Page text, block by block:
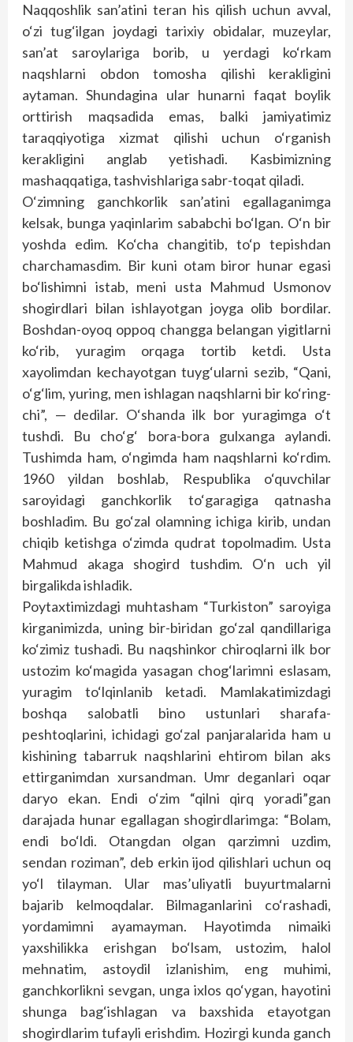
Naqqoshlik san’atini teran his qilish uchun avval,
o‘zi tug‘ilgan joydagi tarixiy obidalar, muzeylar,
san’at saroylariga borib, u yerdagi ko‘rkam
naqshlarni obdon tomosha qilishi kerakligini
aytaman. Shundagina ular hunarni faqat boylik
orttirish maqsadida emas, balki jamiyatimiz
taraqqiyotiga xizmat qilishi uchun o‘rganish
kerakligini anglab yetishadi. Kasbimizning
mashaqqatiga, tashvishlariga sabr-toqat qiladi.
O‘zimning ganchkorlik san’atini egallaganimga
kelsak, bunga yaqinlarim sababchi bo‘lgan. O‘n bir
yoshda edim. Ko‘cha changitib, to‘p tepishdan
charchamasdim. Bir kuni otam biror hunar egasi
bo‘lishimni istab, meni usta Mahmud Usmonov
shogirdlari bilan ishlayotgan joyga olib bordilar.
Boshdan-oyoq oppoq changga belangan yigitlarni
ko‘rib, yuragim orqaga tortib ketdi. Usta
xayolimdan kechayotgan tuyg‘ularni sezib, “Qani,
o‘g‘lim, yuring, men ishlagan naqshlarni bir ko‘ring-
chi”, — dedilar. O‘shanda ilk bor yuragimga o‘t
tushdi. Bu cho‘g‘ bora-bora gulxanga aylandi.
Tushimda ham, o‘ngimda ham naqshlarni ko‘rdim.
1960 yildan boshlab, Respublika o‘quvchilar
saroyidagi ganchkorlik to‘garagiga qatnasha
boshladim. Bu go‘zal olamning ichiga kirib, undan
chiqib ketishga o‘zimda qudrat topolmadim. Usta
Mahmud akaga shogird tushdim. O‘n uch yil
birgalikda ishladik.
Poytaxtimizdagi muhtasham “Turkiston” saroyiga
kirganimizda, uning bir-biridan go‘zal qandillariga
ko‘zimiz tushadi. Bu naqshinkor chiroqlarni ilk bor
ustozim ko‘magida yasagan chog‘larimni eslasam,
yuragim to‘lqinlanib ketadi. Mamlakatimizdagi
boshqa salobatli bino ustunlari sharafa-
peshtoqlarini, ichidagi go‘zal panjaralarida ham u
kishining tabarruk naqshlarini ehtirom bilan aks
ettirganimdan xursandman. Umr deganlari oqar
daryo ekan. Endi o‘zim “qilni qirq yoradi”gan
darajada hunar egallagan shogirdlarimga: “Bolam,
endi bo‘ldi. Otangdan olgan qarzimni uzdim,
sendan roziman”, deb erkin ijod qilishlari uchun oq
yo‘l tilayman. Ular mas’uliyatli buyurtmalarni
bajarib kelmoqdalar. Bilmaganlarini co‘rashadi,
yordamimni ayamayman. Hayotimda nimaiki
yaxshilikka erishgan bo‘lsam, ustozim, halol
mehnatim, astoydil izlanishim, eng muhimi,
ganchkorlikni sevgan, unga ixlos qo‘ygan, hayotini
shunga bag‘ishlagan va baxshida etayotgan
shogirdlarim tufayli erishdim. Hozirgi kunda ganch